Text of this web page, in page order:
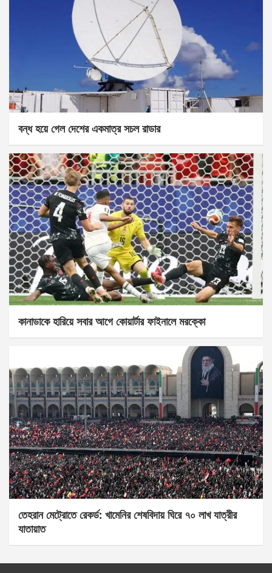
বন্ধ হয়ে গেল দেশের একমাত্র সচল রাডার
কানাডাকে হারিয়ে সবার আগে কোয়ার্টার ফাইনালে মরক্কো
তেহরান মেট্রোতে রেকর্ড: খামেনির শেষবিদায় ঘিরে ৭০ লাখ যাত্রীর
যাতায়াত